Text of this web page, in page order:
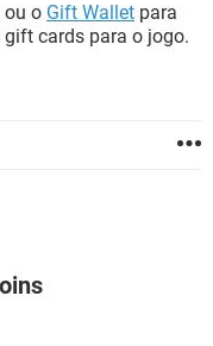
ou o Gift Wallet para
cards para o jogo.